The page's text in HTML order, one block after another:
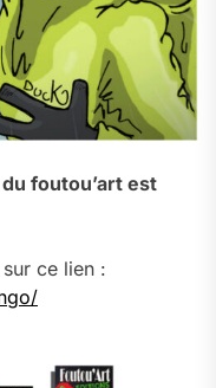
foutou’art est
ce lien :